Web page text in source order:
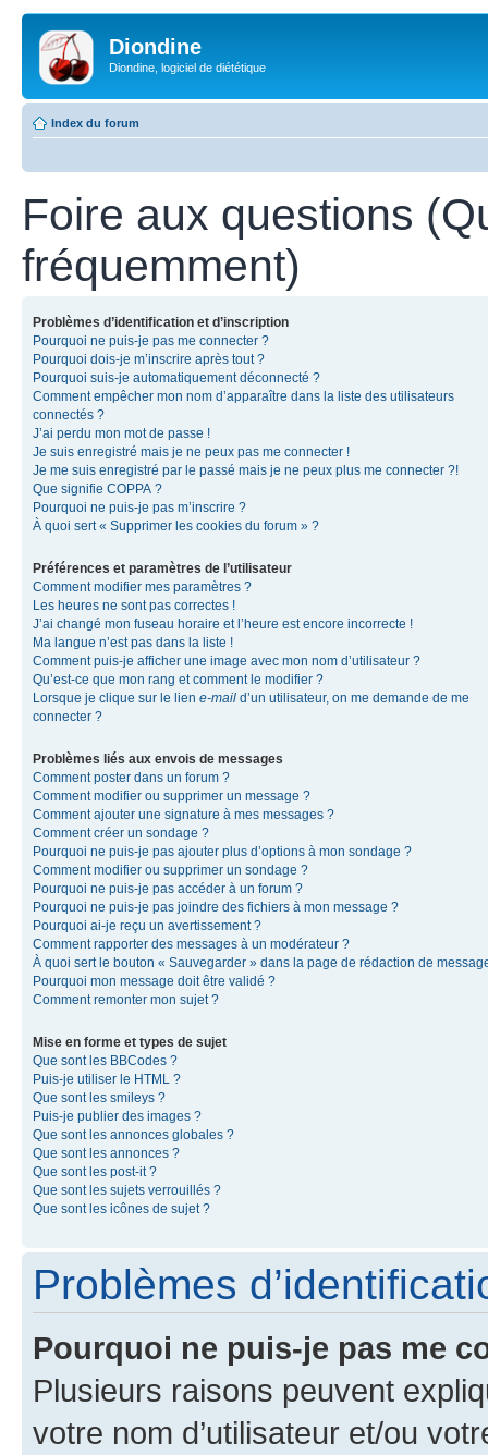
Diondine
Diondine, logiciel de diététique
Index du forum
Foire aux questions
fréquemment)
Problèmes d’identification et d’inscription
Pourquoi ne puis-je pas me connecter ?
Pourquoi dois-je m’inscrire après tout ?
Pourquoi suis-je automatiquement déconnecté ?
Comment empêcher mon nom d’apparaître dans la liste des utilisateurs
connectés ?
J’ai perdu mon mot de passe !
Je suis enregistré mais je ne peux pas me connecter !
Je me suis enregistré par le passé mais je ne peux plus me connecter ?!
Que signifie COPPA ?
Pourquoi ne puis-je pas m’inscrire ?
À quoi sert « Supprimer les cookies du forum » ?
Préférences et paramètres de l’utilisateur
Comment modifier mes paramètres ?
Les heures ne sont pas correctes !
J’ai changé mon fuseau horaire et l’heure est encore incorrecte !
Ma langue n’est pas dans la liste !
Comment puis-je afficher une image avec mon nom d’utilisateur ?
Qu’est-ce que mon rang et comment le modifier ?
Lorsque je clique sur le lien e-mail d’un utilisateur, on me demande de me
connecter ?
Problèmes liés aux envois de messages
Comment poster dans un forum ?
Comment modifier ou supprimer un message ?
Comment ajouter une signature à mes messages ?
Comment créer un sondage ?
Pourquoi ne puis-je pas ajouter plus d’options à mon sondage ?
Comment modifier ou supprimer un sondage ?
Pourquoi ne puis-je pas accéder à un forum ?
Pourquoi ne puis-je pas joindre des fichiers à mon message ?
Pourquoi ai-je reçu un avertissement ?
Comment rapporter des messages à un modérateur ?
À quoi sert le bouton « Sauvegarder » dans la page de rédaction de
Pourquoi mon message doit être validé ?
Comment remonter mon sujet ?
Mise en forme et types de sujet
Que sont les BBCodes ?
Puis-je utiliser le HTML ?
Que sont les smileys ?
Puis-je publier des images ?
Que sont les annonces globales ?
Que sont les annonces ?
Que sont les post-it ?
Que sont les sujets verrouillés ?
Que sont les icônes de sujet ?
Problèmes
Pourquoi ne puis-je pas me
Plusieurs raisons peuvent
votre nom d’utilisateur et/ou